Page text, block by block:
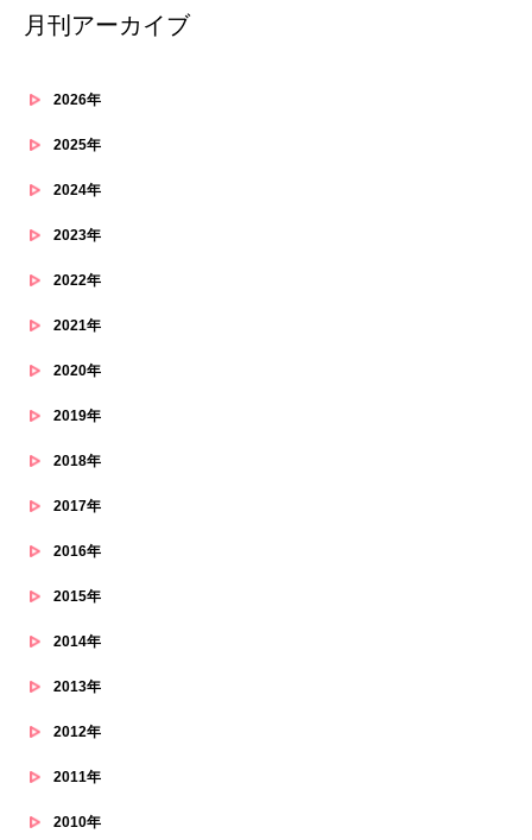
月刊アーカイブ
2026年
2025年
2024年
2023年
2022年
2021年
2020年
2019年
2018年
2017年
2016年
2015年
2014年
2013年
2012年
2011年
2010年